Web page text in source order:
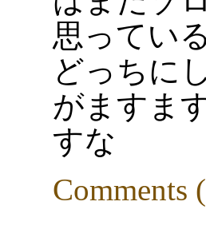
思ってい
どっちに
がますま
すな
Comments